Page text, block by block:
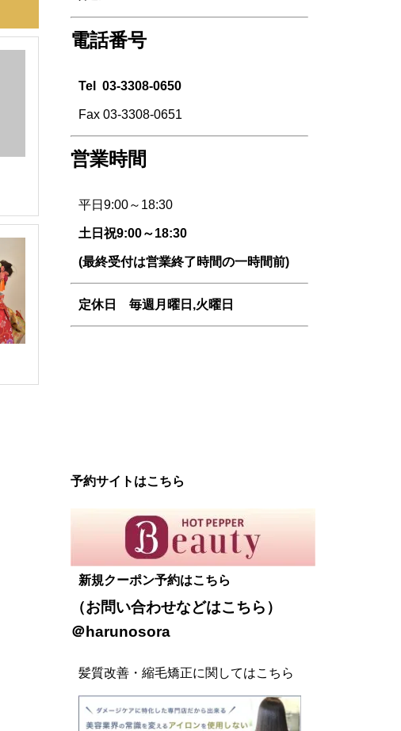
電話番号
Tel 03-3308-0650
Fax 03-3308-0651
営業時間
平日9:00～18:30
土日祝9:00～18:30
(最終受付は営業終了時間の一時間前)
定休日 毎週 月曜日,火曜日
予約サイトはこちら
新規クーポン予約はこちら
（お問い合わせなどはこちら ）
＠harunosora
髪質改善・縮毛矯正に関してはこちら